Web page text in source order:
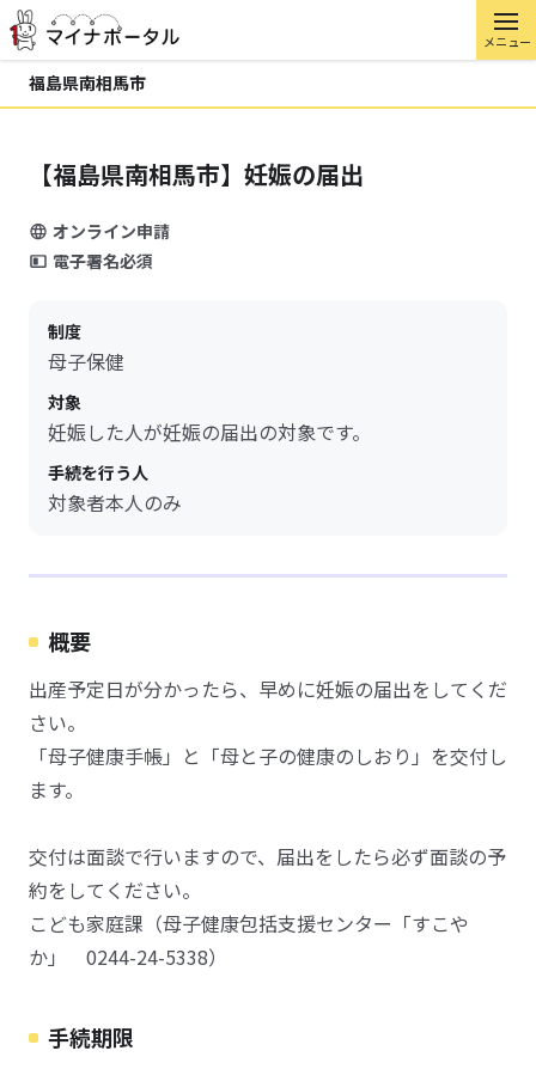
メニュー
福島県南相馬市
【福島県南相馬市】妊娠の届出
オンライン申請
電子署名必須
制度
母子保健
対象
妊娠した人が妊娠の届出の対象です。
手続を行う人
対象者本人のみ
概要
出産予定日が分かったら、早めに妊娠の届出をしてくだ
さい。
「母子健康手帳」と「母と子の健康のしおり」を交付し
ます。
交付は面談で行いますので、届出をしたら必ず面談の予
約をしてください。
こども家庭課（母子健康包括支援センター「すこや
か」 0244-24-5338）
手続期限